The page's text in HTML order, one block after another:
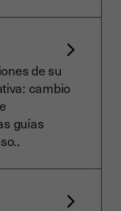
de su
cambio
guías